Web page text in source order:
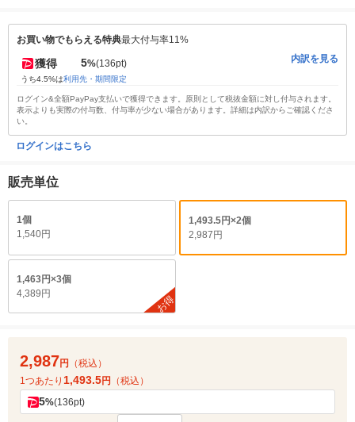
お買い物でもらえる特典最大付与率11%
獲得 5%(136pt)
うち4.5%は利用先・期間限定
内訳を見る
ログイン&全額PayPay支払いで獲得できます。原則として税抜金額に対し付与されます。
表示よりも実際の付与数、付与率が少ない場合があります。詳細は内訳からご確認くださ
い。
ログインはこちら
販売単位
1個
1,540円
1,493.5円×2個
2,987円
1,463円×3個
4,389円
お得
2,987円
（税込）
1つあたり 1,493.5円 （税込）
5%(136pt)